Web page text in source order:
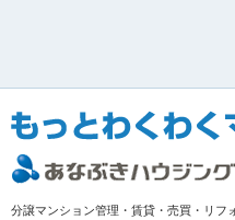
分譲マンション管理・賃貸・売買・リフ